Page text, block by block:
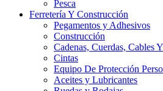
Pesca
Ferretería Y Construcción
Pegamentos y Adhesivos
Construcción
Cadenas, Cuerdas, Cables
Cintas
Equipo De Protección
Aceites y Lubricantes